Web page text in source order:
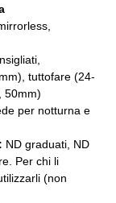
tuttofare (24-
50mm)
per notturna e
: ND graduati, ND
Per chi li
(non